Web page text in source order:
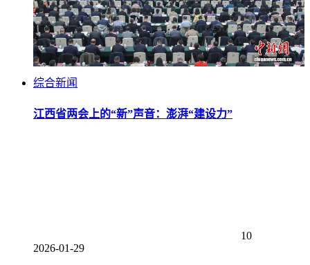
综合新闻
江西省两会上的“新”声音：澎湃“建设力”
10
2026-01-29